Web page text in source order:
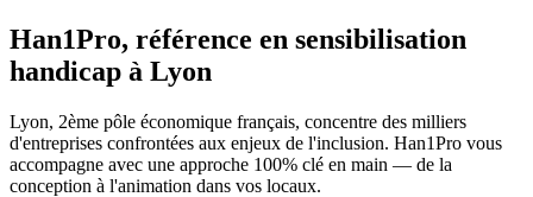
Han1Pro, référence en sensibilisation
handicap à Lyon
Lyon, 2ème pôle économique français, concentre des milliers
d'entreprises confrontées aux enjeux de l'inclusion. Han1Pro vous
accompagne avec une approche 100% clé en main — de la
conception à l'animation dans vos locaux.